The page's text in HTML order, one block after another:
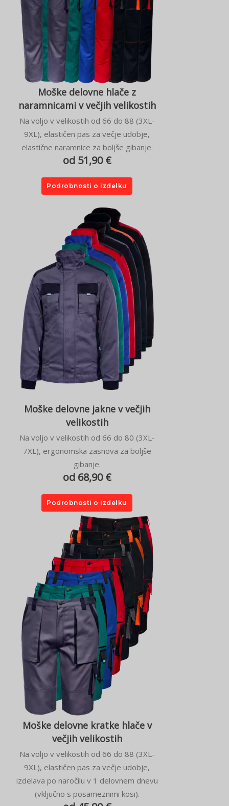
Moške delovne hlače z
naramnicami v večjih velikostih
Na voljo v velikostih od 66 do 88 (3XL-
9XL), elastičen pas za večje udobje,
elastične naramnice za boljše gibanje.
od 51,90 €
Podrobnosti o izdelku
Moške delovne jakne v večjih
velikostih
Na voljo v velikostih od 66 do 80 (3XL-
7XL), ergonomska zasnova za boljše
gibanje.
od 68,90 €
Podrobnosti o izdelku
Moške delovne kratke hlače v
večjih velikostih
Na voljo v velikostih od 66 do 88 (3XL-
9XL), elastičen pas za večje udobje,
izdelava po naročilu v 1 delovnem dnevu
(vključno s posameznimi kosi).